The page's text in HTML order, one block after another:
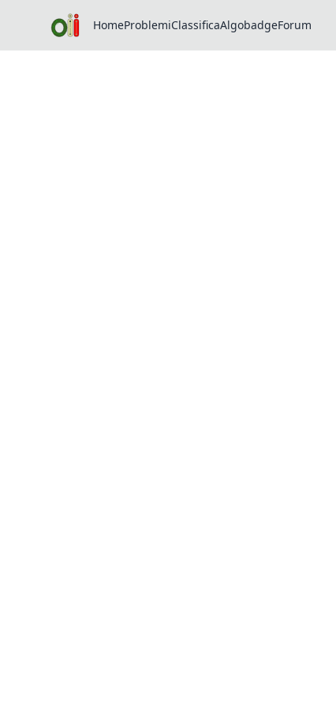
HomeProblemiClassificaAlgobadgeForum